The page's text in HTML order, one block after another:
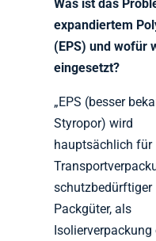
Was ist das
expandiertem
(EPS) und wofür
eingesetzt?
„EPS (besser
Styropor) wird
hauptsächlich für
schutzbedürftiger
Packgüter, als
Isolierverpackung